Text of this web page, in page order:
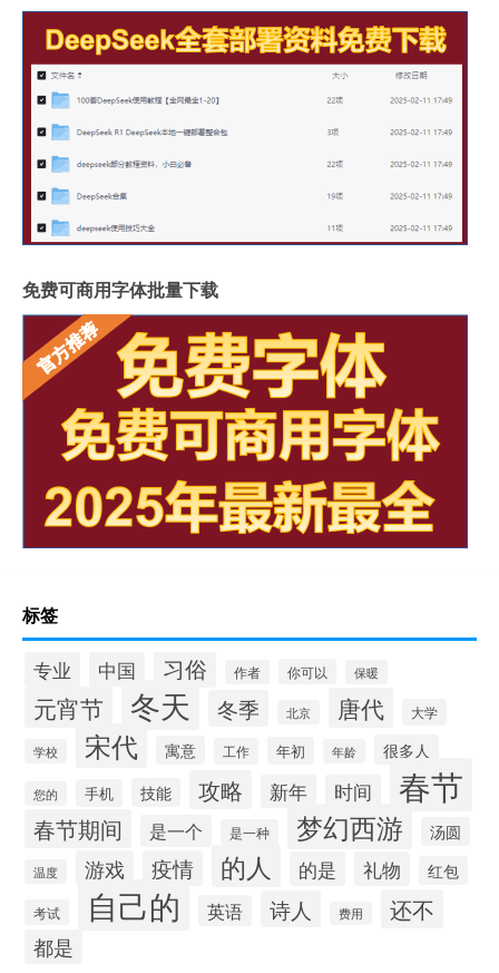
免费可商用字体批量下载
标签
专业 中国 习俗 作者 你可以 保暖
元宵节 冬天 冬季 北京 唐代 大学
学校 宋代 寓意 工作 年初 年龄 很多人
您的 手机 技能 攻略 新年 时间 春节
春节期间 是一个 是一种 梦幻西游 汤圆
温度 游戏 疫情 的人 的是 礼物 红包
考试 自己的 英语 诗人 费用 还不
都是